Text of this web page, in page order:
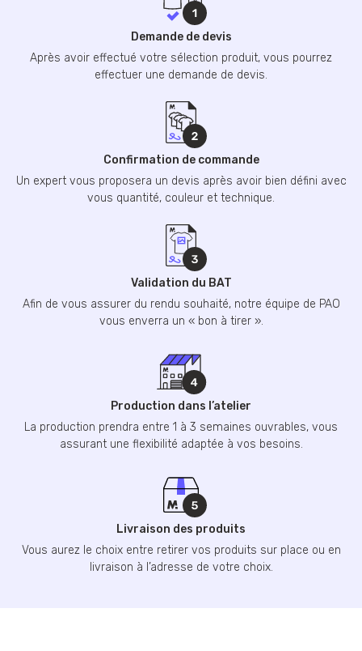
Demande de devis
Après avoir effectué votre sélection produit, vous pourrez
effectuer une demande de devis.
Confirmation de commande
Un expert vous proposera un devis après avoir bien défini avec
vous quantité, couleur et technique.
Validation du BAT
Afin de vous assurer du rendu souhaité, notre équipe de PAO
vous enverra un « bon à tirer ».
Production dans l’atelier
La production prendra entre 1 à 3 semaines ouvrables, vous
assurant une flexibilité adaptée à vos besoins.
Livraison des produits
Vous aurez le choix entre retirer vos produits sur place ou en
livraison à l’adresse de votre choix.